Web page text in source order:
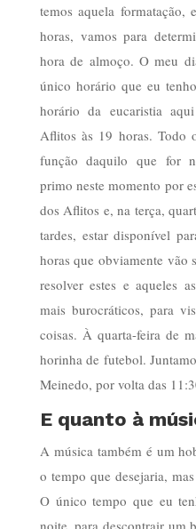
temos aquela formatação,
horas, vamos para
hora de almoço. O meu
único horário que eu
horário da eucaristia
Aflitos às 19 horas. Todo
função daquilo que for
primo neste momento por
dos Aflitos e, na terça,
tardes, estar disponível
horas que obviamente vão
resolver estes e aqueles
mais burocráticos, para
coisas. À quarta-feira de
horinha de futebol.
Meinedo, por volta das
E quanto à
A música também é um
o tempo que desejaria,
O único tempo que eu
noite, para descontrair um